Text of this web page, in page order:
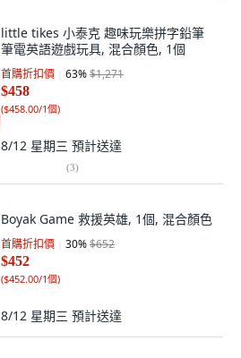
little tikes 小泰克 趣味玩樂拼字鉛筆
筆電英語遊戲玩具, 混合顏色, 1個
首購折扣價 63%$1,271
$458
($458.00/1個)
8/12 星期三 預計送達
(3)
Boyak Game 救援英雄, 1個, 混合顏色
首購折扣價 30%$652
$452
($452.00/1個)
8/12 星期三 預計送達